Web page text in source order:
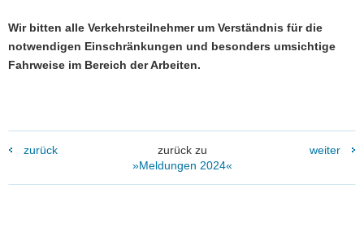
Wir bitten alle Verkehrsteilnehmer um Verständnis für die
notwendigen Einschränkungen und besonders umsichtige
Fahrweise im Bereich der Arbeiten.
zurück
zurück zu
»Meldungen 2024«
weiter